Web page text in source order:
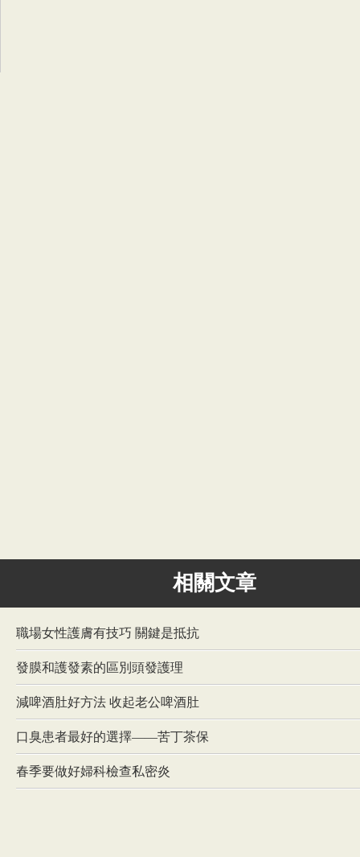
相關文章
職場女性護膚有技巧 關鍵是抵抗
發膜和護發素的區別頭發護理
減啤酒肚好方法 收起老公啤酒肚
口臭患者最好的選擇——苦丁茶保
春季要做好婦科檢查私密炎